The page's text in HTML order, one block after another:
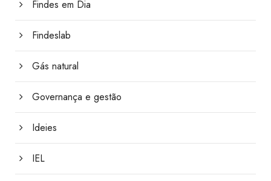
Findes em Dia
Findeslab
Gás natural
Governança e gestão
Ideies
IEL